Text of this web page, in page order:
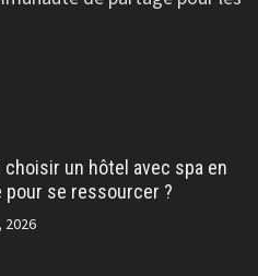
choisir un hôtel avec spa en
pour se ressourcer ?
2026